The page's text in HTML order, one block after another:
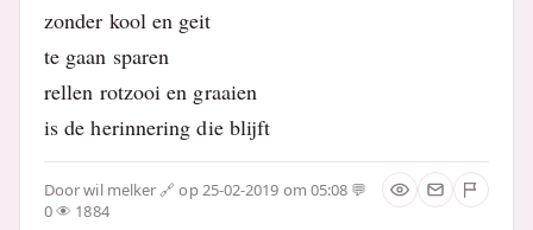
zonder kool en geit
te gaan sparen
rellen rotzooi en graaien
is de herinnering die blijft
Doorwil melker
op 25-02-2019 om 05:08
0
1884